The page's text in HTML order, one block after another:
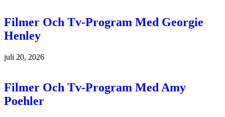
Filmer Och Tv-Program Med Georgie
Henley
juli 20, 2026
Filmer Och Tv-Program Med Amy
Poehler